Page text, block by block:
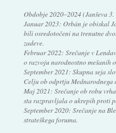
Obdobje 2020–2024 (Janševa
Januar 2023: Orbán je obiskal
bili osredotočeni na trenutne
zadeve.
Februar 2022: Srečanje v
o razvoju narodnostno mešanih
September 2021: Skupna seja
Celju ob odprtju Mednarodnega
Maj 2021: Srečanje ob robu
sta razpravljala o ukrepih proti
September 2020: Srečanje na
strateškega foruma.